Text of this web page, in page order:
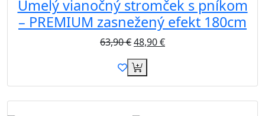
Umelý vianočný stromček s pníkom
– PREMIUM zasnežený efekt 180cm
63,90€48,90€